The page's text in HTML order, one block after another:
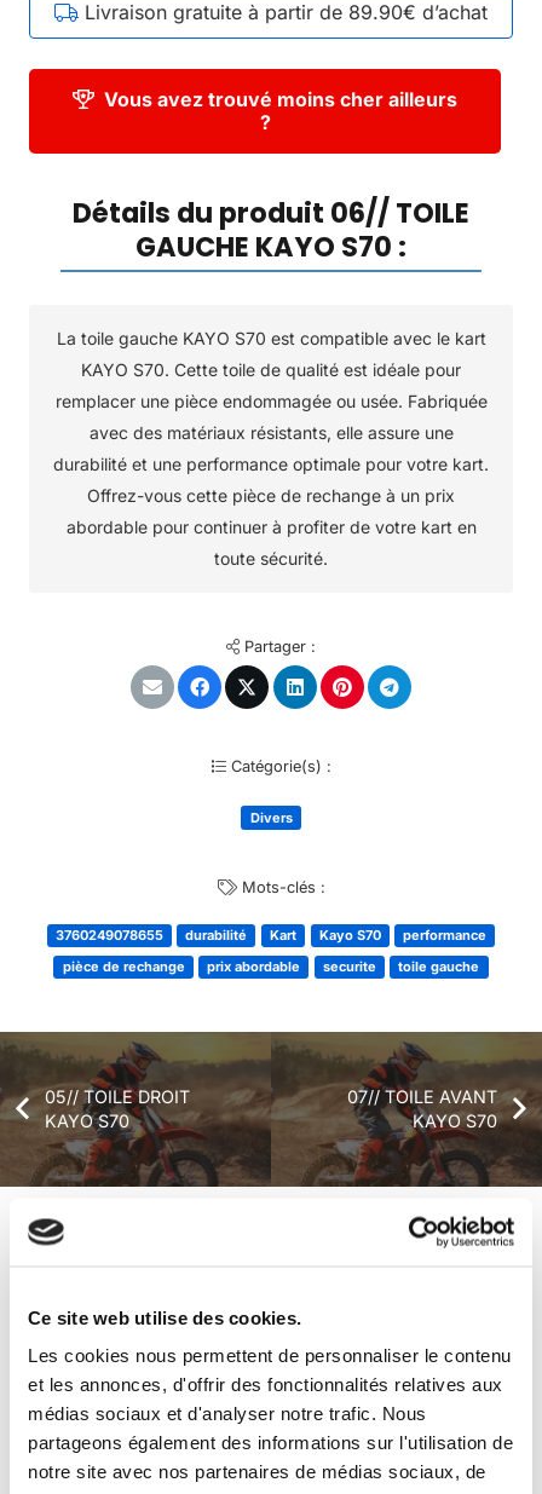
Ce site web utilise des cookies.
Les cookies nous permettent de personnaliser le contenu
et les annonces, d'offrir des fonctionnalités relatives aux
médias sociaux et d'analyser notre trafic. Nous
partageons également des informations sur l'utilisation de
notre site avec nos partenaires de médias sociaux, de
Livraison gratuite à partir de 89.90€ d’achat
Vous avez trouvé moins cher ailleurs
?
Détails du produit 06// TOILE
GAUCHE KAYO S70 :
La toile gauche KAYO S70 est compatible avec le kart
KAYO S70. Cette toile de qualité est idéale pour
remplacer une pièce endommagée ou usée. Fabriquée
avec des matériaux résistants, elle assure une
durabilité et une performance optimale pour votre kart.
Offrez-vous cette pièce de rechange à un prix
abordable pour continuer à profiter de votre kart en
toute sécurité.
Partager :
Catégorie(s) :
Divers
Mots-clés :
3760249078655 durabilité Kart Kayo S70
performance
pièce de rechange
prix abordable securite toile gauche
05// TOILE DROIT
KAYO S70
07// TOILE AVANT
KAYO S70
Véhicules complets